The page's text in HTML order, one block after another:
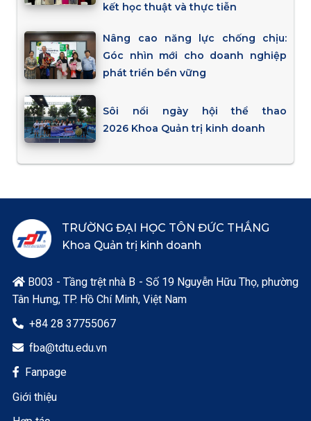
kết học thuật và thực tiễn
Nâng cao năng lực chống chịu:
Góc nhìn mới cho doanh nghiệp
phát triển bền vững
Sôi nổi ngày hội thể thao
2026 Khoa Quản trị kinh doanh
TRƯỜNG ĐẠI HỌC TÔN ĐỨC THẮNG
Khoa Quản trị kinh doanh
B003 - Tầng trệt nhà B - Số 19 Nguyễn Hữu Thọ, phường
Tân Hưng, TP. Hồ Chí Minh, Việt Nam
 +84 28 37755067
 fba@tdtu.edu.vn
 Fanpage
Giới thiệu